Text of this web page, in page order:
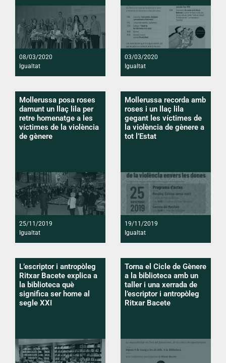
08/03/2020
Igualtat
03/03/2020
Igualtat
Mollerussa posa roses
damunt un llaç lila per
retre homenatge a les
víctimes de la violència
de gènere
25/11/2019
Igualtat
Mollerussa recorda amb
roses i un llaç lila
gegant les víctimes de
la violència de gènere a
tot l’Estat
19/11/2019
Igualtat
L’escriptor i antropòleg
Ritxar Bacete explica a
la biblioteca què
significa ser home al
segle XXI
Torna el Cicle de Gènere
a la biblioteca amb un
taller i una xerrada de
l’escriptor i antropòleg
Ritxar Bacete